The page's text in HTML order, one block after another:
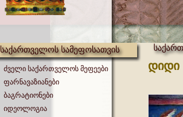
საქართველოს სამეფოსათვის
ძველი საქართველოს მეფეები
ფარნავაზიანები
ბაგრატიონები
იდეოლოგია
დიდი